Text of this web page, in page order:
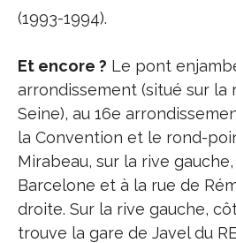
(1993-1994).
Et encore ? Le pont
arrondissement (situé sur la
Seine), au 16e
la Convention et le rond-
Mirabeau, sur la rive
Barcelone et à la rue de
droite. Sur la rive gauche,
trouve la gare de Javel du